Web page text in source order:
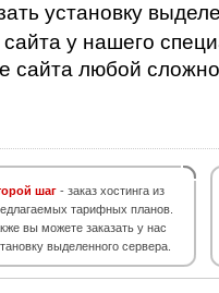
установку
сайта у нашего
сайта любой
шаг - заказ хостинга из
тарифных планов.
вы можете заказать у нас
выделенного сервера.